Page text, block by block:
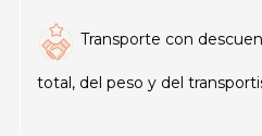
Transporte con
total, del peso y del